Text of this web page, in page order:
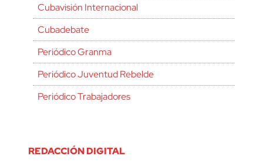
Cubavisión Internacional
Cubadebate
Periódico Granma
Periódico Juventud Rebelde
Periódico Trabajadores
REDACCIÓN DIGITAL